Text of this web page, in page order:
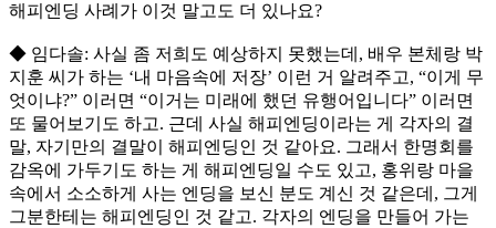
해피엔딩 사례가 이것 말고도 더 있나요?
◆ 임다솔: 사실 좀 저희도 예상하지 못했는데, 배우 본체랑 박
지훈 씨가 하는 ‘내 마음속에 저장’ 이런 거 알려주고, “이게 무
엇이냐?” 이러면 “이거는 미래에 했던 유행어입니다” 이러면
또 물어보기도 하고. 근데 사실 해피엔딩이라는 게 각자의 결
말, 자기만의 결말이 해피엔딩인 것 같아요. 그래서 한명회를
감옥에 가두기도 하는 게 해피엔딩일 수도 있고, 홍위랑 마을
속에서 소소하게 사는 엔딩을 보신 분도 계신 것 같은데, 그게
그분한테는 해피엔딩인 것 같고. 각자의 엔딩을 만들어 가는